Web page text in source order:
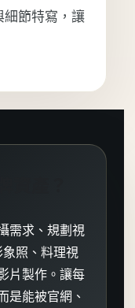
細節特寫，讓
需求、規劃視
照、料理視
片製作。讓每
是能被官網、